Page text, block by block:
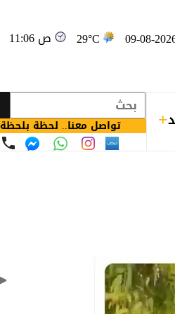
29°C 11:06 ص
تواصل معنا.. لحظة بلحظة